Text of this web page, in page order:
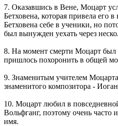
7. Оказавшись в Вене, Моцарт
Бетховена, которая привела его
Бетховена себе в ученики, но
был вынужден уехать через
8. На момент смерти Моцарт был
пришлось похоронить в общей
9. Знаменитым учителем
знаменитого композитора -
10. Моцарт любил в
Вольфганг, поэтому очень часто
имя.